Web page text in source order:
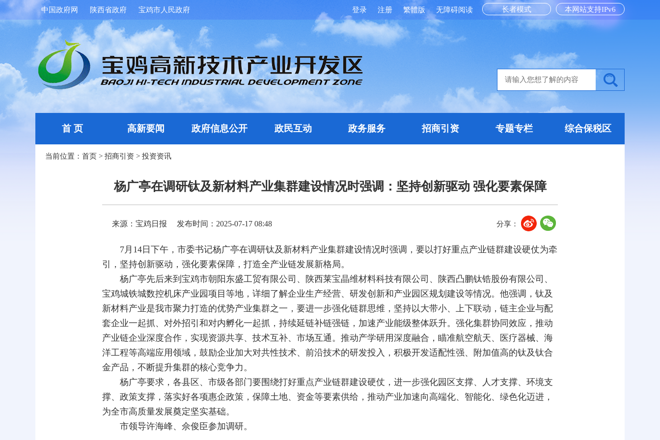
中国政府网 陕西省政府 宝鸡市人民政府 本网站支持IPv6
长者模式
登录 注册 繁體版 无障碍阅读
首 页 高新要闻 政府信息公开 政民互动 政务服务 招商引资 专题专栏 综合保税区
当前位置： 首页 > 招商引资 > 投资资讯
杨广亭在调研钛及新材料产业集群建设情况时强调：坚持创新驱动 强化要素保障
来源：宝鸡日报 发布时间：2025-07-17 08:48 分享：
7月14日下午，市委书记杨广亭在调研钛及新材料产业集群建设情况时强调，要以打好重点产业链群建设硬仗为牵
引，坚持创新驱动，强化要素保障，打造全产业链发展新格局。
杨广亭先后来到宝鸡市朝阳东盛工贸有限公司、陕西莱宝晶维材料科技有限公司、陕西凸鹏钛锆股份有限公司、
宝鸡城铁城数控机床产业园项目等地，详细了解企业生产经营、研发创新和产业园区规划建设等情况。他强调，钛及
新材料产业是我市聚力打造的优势产业集群之一，要进一步强化链群思维，坚持以大带小、上下联动，链主企业与配
套企业一起抓、对外招引和对内孵化一起抓，持续延链补链强链，加速产业能级整体跃升。强化集群协同效应，推动
产业链企业深度合作，实现资源共享、技术互补、市场互通。推动产学研用深度融合，瞄准航空航天、医疗器械、海
洋工程等高端应用领域，鼓励企业加大对共性技术、前沿技术的研发投入，积极开发适配性强、附加值高的钛及钛合
金产品，不断提升集群的核心竞争力。
杨广亭要求，各县区、市级各部门要围绕打好重点产业链群建设硬仗，进一步强化园区支撑、人才支撑、环境支
撑、政策支撑，落实好各项惠企政策，保障土地、资金等要素供给，推动产业加速向高端化、智能化、绿色化迈进，
为全市高质量发展奠定坚实基础。
市领导许海峰、佘俊臣参加调研。